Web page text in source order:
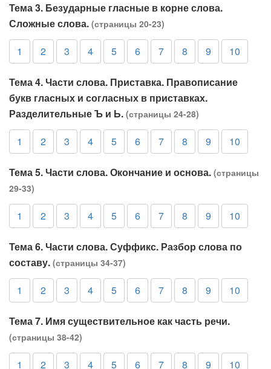
Тема 3. Безударные гласные в корне слова.
Сложные слова. (страницы 20-23)
1 2 3 4 5 6 7 8 9 10
Тема 4. Части слова. Приставка. Правописание
букв гласных и согласных в приставках.
Разделительные Ъ и Ь. (страницы 24-28)
1 2 3 4 5 6 7 8 9 10
Тема 5. Части слова. Окончание и основа. (страницы
29-33)
1 2 3 4 5 6 7 8 9 10
Тема 6. Части слова. Суффикс. Разбор слова по
составу. (страницы 34-37)
1 2 3 4 5 6 7 8 9 10
Тема 7. Имя существительное как часть речи.
(страницы 38-42)
1 2 3 4 5 6 7 8 9 10